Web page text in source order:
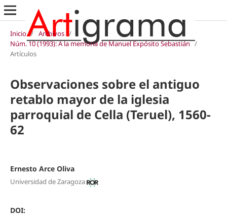
Inicio / Archivos /
Núm. 10 (1993): A la memoria de Manuel Expósito Sebastián /
Artículos
Observaciones sobre el antiguo
retablo mayor de la iglesia
parroquial de Cella (Teruel), 1560-
62
Ernesto Arce Oliva
Universidad de Zaragoza
DOI: